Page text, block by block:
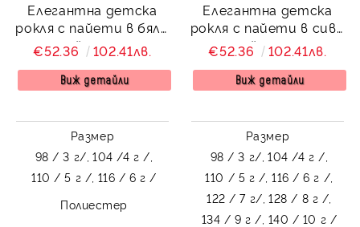
Елегантна детска
рокля с пайети в бяло
и детайли от тюл
без ръкав Ками
€52.36 102.41лв.
Виж детайли
Размер
98 / 3 г/, 104 /4 г /,
110 / 5 г /, 116 / 6 г /
Полиестер
Елегантна детска
рокля с пайети в сиво
и детайли от тюл
без ръкав Ками
€52.36 102.41лв.
Виж детайли
Размер
98 / 3 г/, 104 /4 г /,
110 / 5 г /, 116 / 6 г /,
122 / 7 г/, 128 / 8 г /,
134 / 9 г /, 140 / 10 г /